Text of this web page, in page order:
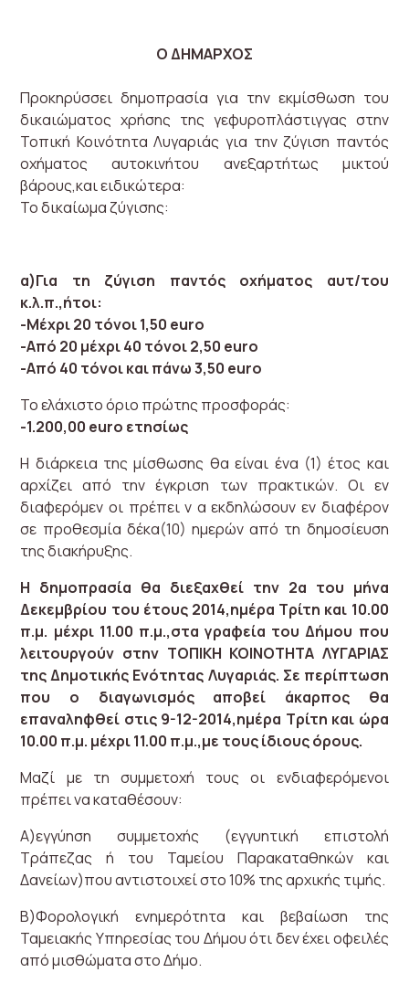
Ο ΔΗΜΑΡΧΟΣ
Προκηρύσσει δημοπρασία για την εκμίσθωση του
δικαιώματος χρήσης της γεφυροπλάστιγγας στην
Τοπική Κοινότητα Λυγαριάς για την ζύγιση παντός
οχήματος αυτοκινήτου ανεξαρτήτως μικτού
βάρους,και ειδικώτερα:
Το δικαίωμα ζύγισης:
α)Για τη ζύγιση παντός οχήματος αυτ/του
κ.λ.π.,ήτοι:
-Μέχρι 20 τόνοι 1,50 euro
-Από 20 μέχρι 40 τόνοι 2,50 euro
-Από 40 τόνοι και πάνω 3,50 euro
Το ελάχιστο όριο πρώτης προσφοράς:
-1.200,00 euro ετησίως
Η διάρκεια της μίσθωσης θα είναι ένα (1) έτος και
αρχίζει από την έγκριση των πρακτικών. Οι εν
διαφερόμεν οι πρέπει ν α εκδηλώσουν εν διαφέρον
σε προθεσμία δέκα(10) ημερών από τη δημοσίευση
της διακήρυξης.
Η δημοπρασία θα διεξαχθεί την 2α του μήνα
Δεκεμβρίου του έτους 2014,ημέρα Τρίτη και 10.00
π.μ. μέχρι 11.00 π.μ.,στα γραφεία του Δήμου που
λειτουργούν στην ΤΟΠΙΚΗ ΚΟΙΝΟΤΗΤΑ ΛΥΓΑΡΙΑΣ
της Δημοτικής Ενότητας Λυγαριάς. Σε περίπτωση
που ο διαγωνισμός αποβεί άκαρπος θα
επαναληφθεί στις 9-12-2014,ημέρα Τρίτη και ώρα
10.00 π.μ. μέχρι 11.00 π.μ.,με τους ίδιους όρους.
Μαζί με τη συμμετοχή τους οι ενδιαφερόμενοι
πρέπει να καταθέσουν:
Α)εγγύηση συμμετοχής (εγγυητική επιστολή
Τράπεζας ή του Ταμείου Παρακαταθηκών και
Δανείων)που αντιστοιχεί στο 10% της αρχικής τιμής.
Β)Φορολογική ενημερότητα και βεβαίωση της
Ταμειακής Υπηρεσίας του Δήμου ότι δεν έχει οφειλές
από μισθώματα στο Δήμο.